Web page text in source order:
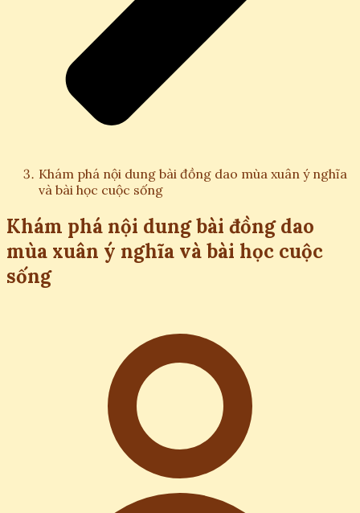
Khám phá nội dung bài đồng dao mùa xuân ý nghĩa
và bài học cuộc sống
Khám phá nội dung bài đồng dao
mùa xuân ý nghĩa và bài học cuộc
sống